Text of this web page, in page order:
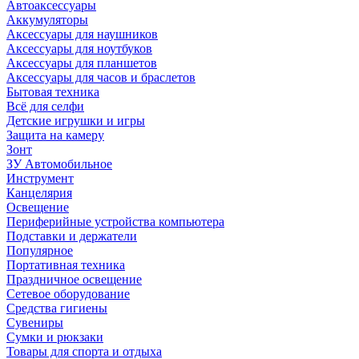
Автоаксессуары
Аккумуляторы
Аксессуары для наушников
Аксессуары для ноутбуков
Аксессуары для планшетов
Аксессуары для часов и браслетов
Бытовая техника
Всё для селфи
Детские игрушки и игры
Защита на камеру
Зонт
ЗУ Автомобильное
Инструмент
Канцелярия
Освещение
Периферийные устройства компьютера
Подставки и держатели
Популярное
Портативная техника
Праздничное освещение
Сетевое оборудование
Средства гигиены
Сувениры
Сумки и рюкзаки
Товары для спорта и отдыха